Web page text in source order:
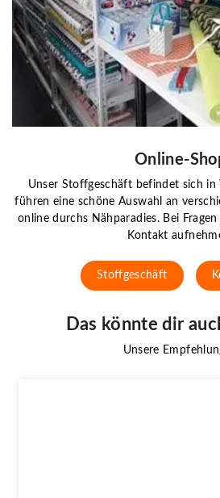
Online-
Unser Stoffgeschäft befindet sich
führen eine schöne Auswahl an
online durchs Nähparadies. Bei
Kontakt
Stoffgeschäft
Das könnte dir
Unsere